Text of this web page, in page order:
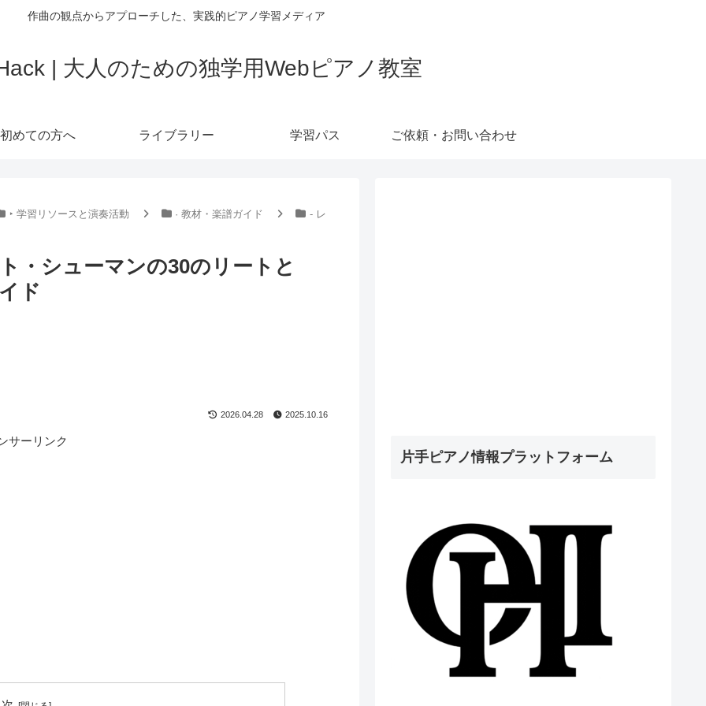
作曲の観点からアプローチした、実践的ピアノ学習メディア
| 大人のための独学用Webピアノ教室
初めての方へ ライブラリー 学習パス ご依頼・お問い合わせ
‣ 学習リソースと演奏活動 · 教材・楽譜ガイド - レ
・シューマンの30のリートと
ド
2026.04.28 2025.10.16
サーリンク
片手ピアノ情報プラットフォーム